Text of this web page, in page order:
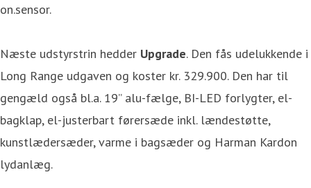
on.sensor.
Næste udstyrstrin hedder Upgrade. Den fås udelukkende i
Long Range udgaven og koster kr. 329.900. Den har til
gengæld også bl.a. 19” alu-fælge, BI-LED forlygter, el-
bagklap, el-justerbart førersæde inkl. lændestøtte,
kunstlædersæder, varme i bagsæder og Harman Kardon
lydanlæg.